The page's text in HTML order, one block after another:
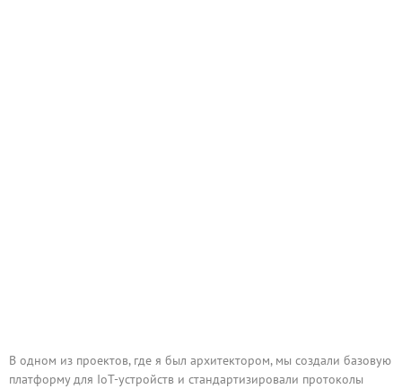
В одном из проектов, где я был архитектором, мы создали базовую
платформу для IoT-устройств и стандартизировали протоколы